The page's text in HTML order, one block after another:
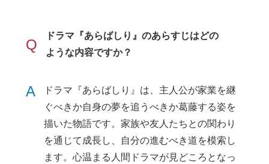
Q
ドラマ『あらばしり』のあらすじはどの
ような内容ですか？
A
ドラマ『あらばしり』は、主人公が家業を継
ぐべきか自身の夢を追うべきか葛藤する姿を
描いた物語です。家族や友人たちとの関わり
を通じて成長し、自分の進むべき道を模索し
ます。心温まる人間ドラマが見どころとなっ